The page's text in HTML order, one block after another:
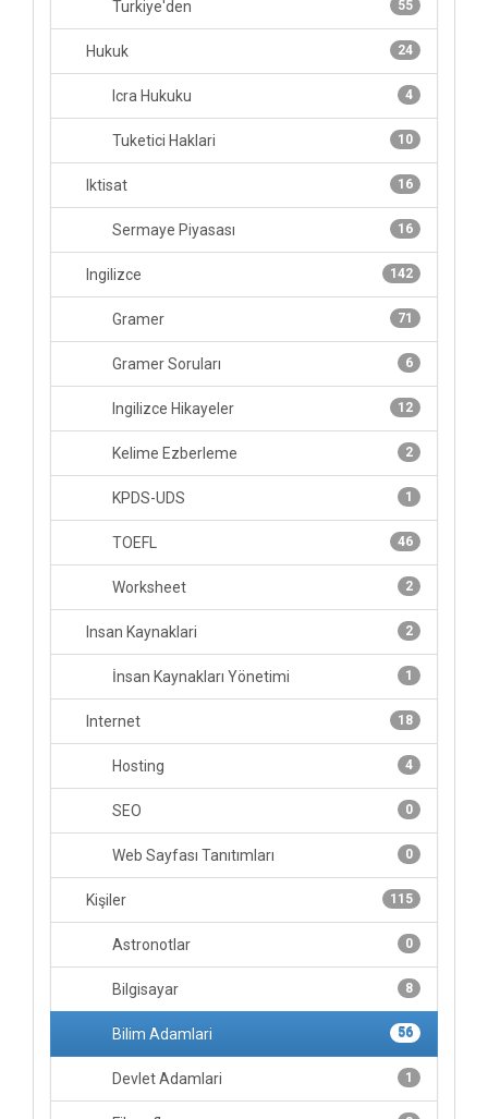
55
Turkiye'den
24
Hukuk
4
Icra Hukuku
10
Tuketici Haklari
16
Iktisat
16
Sermaye Piyasası
142
Ingilizce
71
Gramer
6
Gramer Soruları
12
Ingilizce Hikayeler
2
Kelime Ezberleme
1
KPDS-UDS
46
TOEFL
2
Worksheet
2
Insan Kaynaklari
1
İnsan Kaynakları Yönetimi
18
Internet
4
Hosting
0
SEO
0
Web Sayfası Tanıtımları
115
Kişiler
0
Astronotlar
8
Bilgisayar
56
Bilim Adamlari
1
Devlet Adamlari